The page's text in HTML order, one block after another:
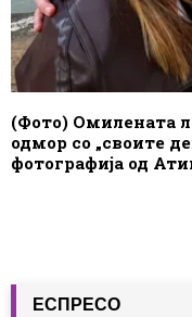
(Фото) Омилената
одмор со „своите
фотографија од
ЕСПРЕСО